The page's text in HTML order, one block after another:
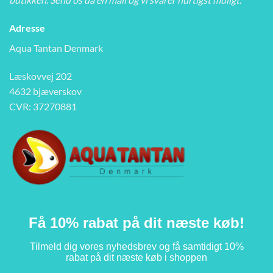
Adresse
Aqua Tantan Denmark
Læskovvej 202
4632 bjæverskov
CVR: 37270881
Få 10% rabat på dit næste køb!
Tilmeld dig vores nyhedsbrev og få samtidigt 10%
rabat på dit næste køb i shoppen